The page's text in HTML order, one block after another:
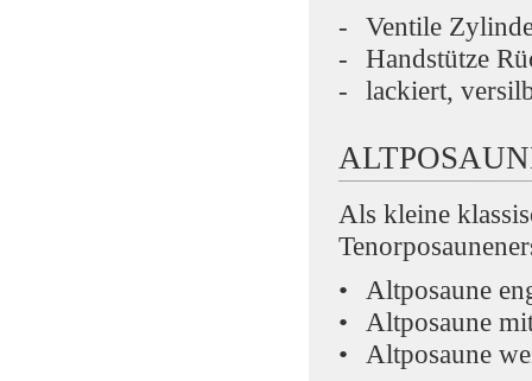
Ventile
Handstütze
lackiert,
Als kleine
Altposaune
Altposaune
Altposaune